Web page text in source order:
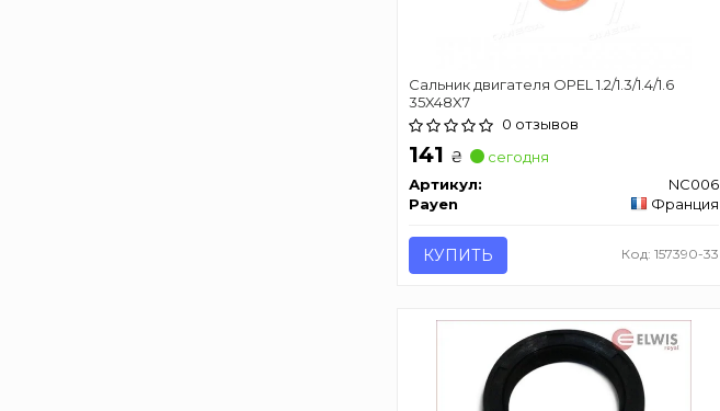
Сальник двигателя OPEL 1.2/1.3/1.4/1.6
35X48X7
0 отзывов
141 ₴
сегодня
Артикул:
NC006
Payen
Франция
КУПИТЬ Код: 157390-33